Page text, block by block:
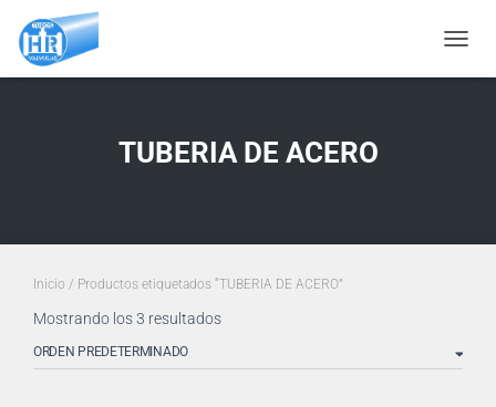
TUBERIA DE ACERO
Inicio / Productos etiquetados “TUBERIA DE ACERO”
Mostrando los 3 resultados